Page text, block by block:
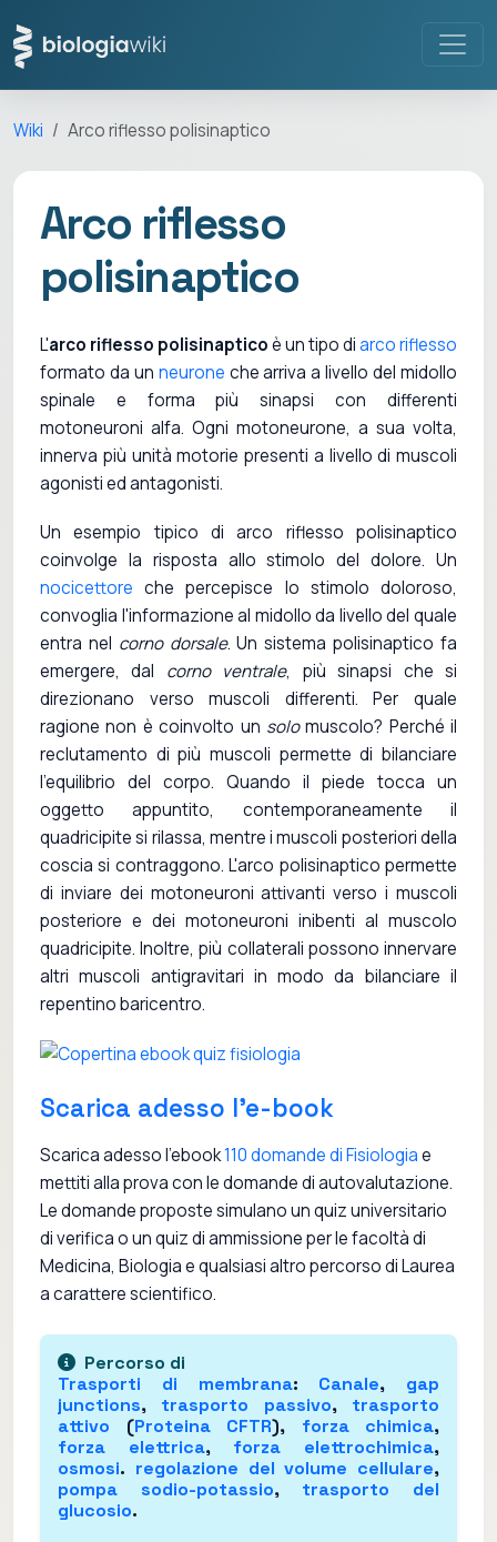
Wiki Arco riflesso polisinaptico
Arco riflesso
polisinaptico
L'arco riflesso polisinapticoè un tipo diarco riflesso
formato da un neurone che arriva a livello del midollo
spinale e forma più sinapsi con differenti
motoneuroni alfa. Ogni motoneurone, a sua volta,
innerva più unità motorie presenti a livello di muscoli
agonisti ed antagonisti.
Un esempio tipico di arco riflesso polisinaptico
coinvolge la risposta allo stimolo del dolore. Un
nocicettore che percepisce lo stimolo doloroso,
convoglia l'informazione al midollo da livello del quale
entra nel corno dorsale. Un sistema polisinaptico fa
emergere, dal corno ventrale, più sinapsi che si
direzionano verso muscoli differenti. Per quale
ragione non è coinvolto un solomuscolo? Perché il
reclutamento di più muscoli permette di bilanciare
l'equilibrio del corpo. Quando il piede tocca un
oggetto appuntito, contemporaneamente il
quadricipite si rilassa, mentre i muscoli posteriori della
coscia si contraggono. L'arco polisinaptico permette
di inviare dei motoneuroni attivanti verso i muscoli
posteriore e dei motoneuroni inibenti al muscolo
quadricipite. Inoltre, più collaterali possono innervare
altri muscoli antigravitari in modo da bilanciare il
repentino baricentro.
Scarica adesso l'e-book
Scarica adesso l'ebook110 domande di Fisiologiae
mettiti alla prova con le domande di autovalutazione.
Le domande proposte simulano un quiz universitario
di verifica o un quiz di ammissione per le facoltà di
Medicina, Biologia e qualsiasi altro percorso di Laurea
a carattere scientifico.
Percorso di
Trasporti di membrana: Canale, gap
junctions, trasporto passivo, trasporto
attivo (Proteina CFTR), forza chimica,
forza elettrica, forza elettrochimica,
osmosi. regolazione del volume cellulare,
pompa sodio-potassio, trasporto del
glucosio.